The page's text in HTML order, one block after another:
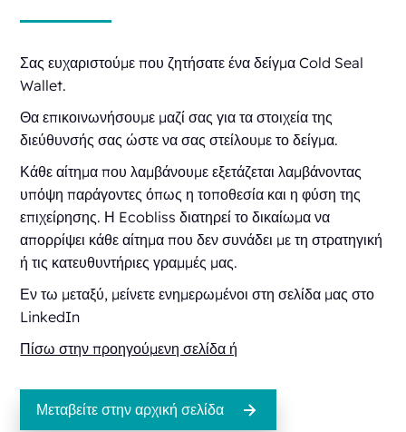
Σας ευχαριστούμε που ζητήσατε ένα δείγμα Cold Seal
Wallet.
Θα επικοινωνήσουμε μαζί σας για τα στοιχεία της
διεύθυνσής σας ώστε να σας στείλουμε το δείγμα.
Κάθε αίτημα που λαμβάνουμε εξετάζεται λαμβάνοντας
υπόψη παράγοντες όπως η τοποθεσία και η φύση της
επιχείρησης. Η Ecobliss διατηρεί το δικαίωμα να
απορρίψει κάθε αίτημα που δεν συνάδει με τη στρατηγική
ή τις κατευθυντήριες γραμμές μας.
Εν τω μεταξύ, μείνετε ενημερωμένοι στησελίδα μας στο
LinkedIn
Πίσω στην προηγούμενη σελίδα ή
Μεταβείτε στην αρχική σελίδα